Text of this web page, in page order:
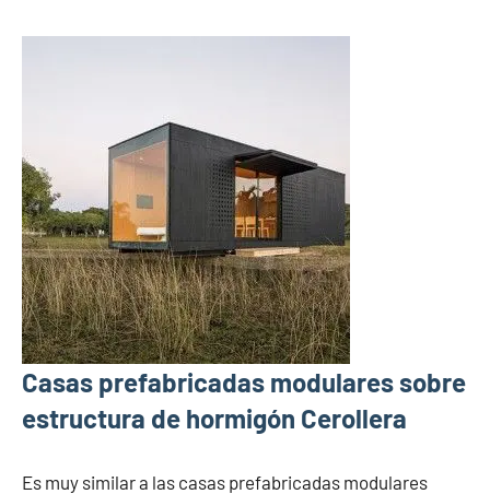
Casas prefabricadas modulares sobre
estructura de hormigón Cerollera
Es muy similar a las casas prefabricadas modulares